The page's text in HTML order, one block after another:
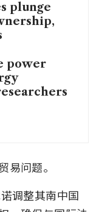
plunge
power
易问题。
调整其南中国